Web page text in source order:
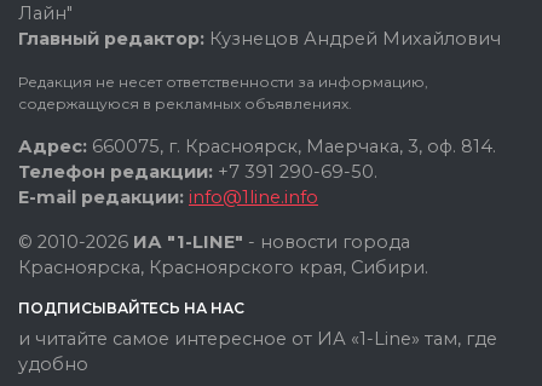
Лайн"
Главный редактор: Кузнецов Андрей Михайлович
Редакция не несет ответственности за информацию,
содержащуюся в рекламных объявлениях.
Адрес: 660075, г. Красноярск, Маерчака, 3, оф. 814.
Телефон редакции: +7 391 290-69-50.
E-mail редакции: info@1line.info
© 2010-2026 ИА "1-LINE" - новости города
Красноярска, Красноярского края, Сибири.
ПОДПИСЫВАЙТЕСЬ НА НАС
и читайте самое интересное от ИА «1-Line» там, где
удобно